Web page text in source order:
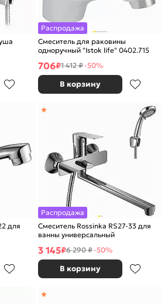
Распродажа
Смеситель для раковины
одноручный "Istok life" 0402.715
706₽1 412 ₽-50%
В корзину
для
Распродажа
Смеситель Rossinka RS27-33 для
ванны универсальный
3 145₽6 290 ₽-50%
В корзину